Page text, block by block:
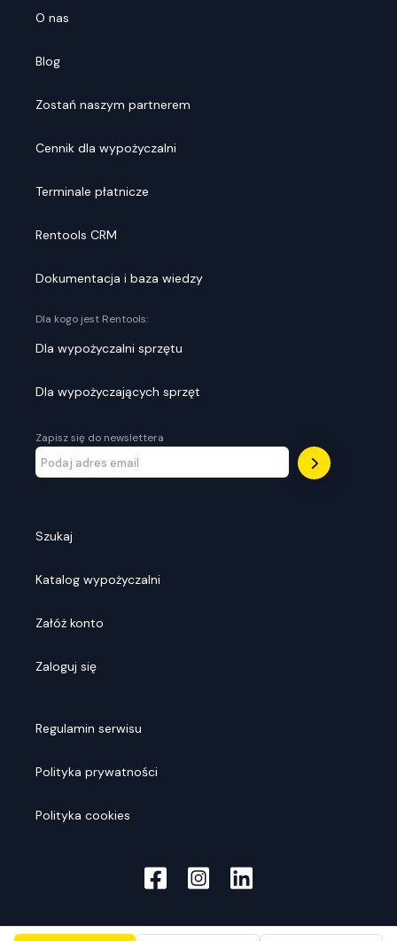
O nas
Blog
Zostań naszym partnerem
Cennik dla wypożyczalni
Terminale płatnicze
Rentools CRM
Dokumentacja i baza wiedzy
Dla kogo jest Rentools:
Dla wypożyczalni sprzętu
Dla wypożyczających sprzęt
Zapisz się do newslettera
Szukaj
Katalog wypożyczalni
Załóż konto
Zaloguj się
Regulamin serwisu
Polityka prywatności
Polityka cookies